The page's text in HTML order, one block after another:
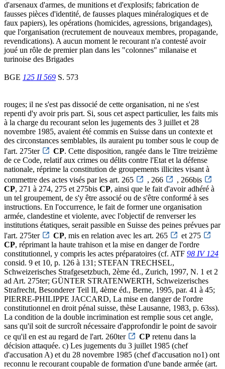
d'arsenaux d'armes, de munitions et d'explosifs; fabrication de
fausses pièces d'identité, de fausses plaques minéralogiques et de
faux papiers), les opérations (homicides, agressions, brigandages),
que l'organisation (recrutement de nouveaux membres, propagande,
revendications). A aucun moment le recourant n'a contesté avoir
joué un rôle de premier plan dans les "colonnes" milanaise et
turinoise des Brigades
BGE 125 II 569 S. 573
rouges; il ne s'est pas dissocié de cette organisation, ni ne s'est
repenti d'y avoir pris part. Si, sous cet aspect particulier, les faits mis
à la charge du recourant selon les jugements des 3 juillet et 28
novembre 1985, avaient été commis en Suisse dans un contexte et
des circonstances semblables, ils auraient pu tomber sous le coup de
l'art. 275ter
CP. Cette disposition, rangée dans le Titre treizième
de ce Code, relatif aux crimes ou délits contre l'Etat et la défense
nationale, réprime la constitution de groupements illicites visant à
commettre des actes visés par les art. 265
, 266
, 266bis
CP, 271 à 274, 275 et 275bis CP, ainsi que le fait d'avoir adhéré à
un tel groupement, de s'y être associé ou de s'être conformé à ses
instructions. En l'occurrence, le fait de former une organisation
armée, clandestine et violente, avec l'objectif de renverser les
institutions étatiques, serait passible en Suisse des peines prévues par
l'art. 275ter
CP, mis en relation avec les art. 265
et 275
CP, réprimant la haute trahison et la mise en danger de l'ordre
constitutionnel, y compris les actes préparatoires (cf. ATF 98 IV 124
consid. 9 et 10, p. 126 à 131; STEFAN TRECHSEL,
Schweizerisches Strafgesetzbuch, 2ème éd., Zurich, 1997, N. 1 et 2
ad Art. 275ter; GÜNTER STRATENWERTH, Schweizerisches
Strafrecht, Besonderer Teil II, 4ème éd., Berne, 1995, par. 41 à 45;
PIERRE-PHILIPPE JACCARD, La mise en danger de l'ordre
constitutionnel en droit pénal suisse, thèse Lausanne, 1983, p. 63ss).
La condition de la double incrimination est remplie sous cet angle,
sans qu'il soit de surcroît nécessaire d'approfondir le point de savoir
ce qu'il en est au regard de l'art. 260ter
CP retenu dans la
décision attaquée. c) Les jugements du 3 juillet 1985 (chef
d'accusation A) et du 28 novembre 1985 (chef d'accusation no1) ont
reconnu le recourant coupable de formation d'une bande armée (art.